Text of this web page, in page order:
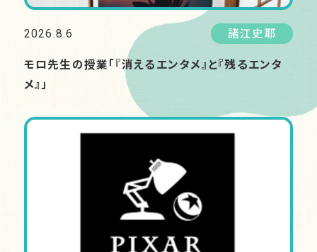
2026.8.6 諸江史耶
モロ先生の授業「『消えるエンタメ』と『残るエンタ
メ』」